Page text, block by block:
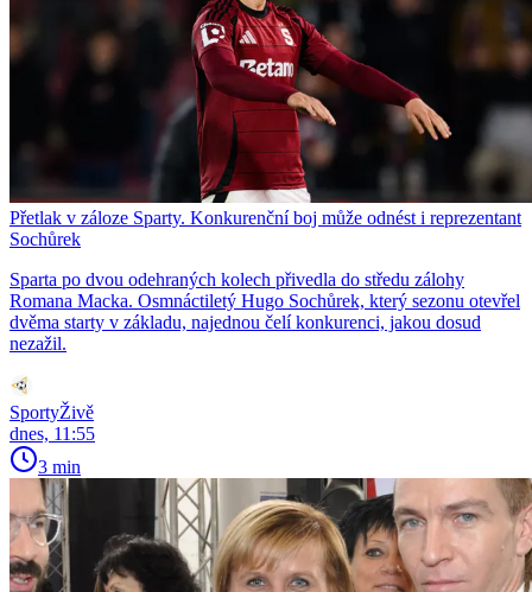
Přetlak v záloze Sparty. Konkurenční boj může odnést i reprezentant
Sochůrek
Sparta po dvou odehraných kolech přivedla do středu zálohy
Romana Macka. Osmnáctiletý Hugo Sochůrek, který sezonu otevřel
dvěma starty v základu, najednou čelí konkurenci, jakou dosud
nezažil.
SportyŽivě
dnes, 11:55
3 min